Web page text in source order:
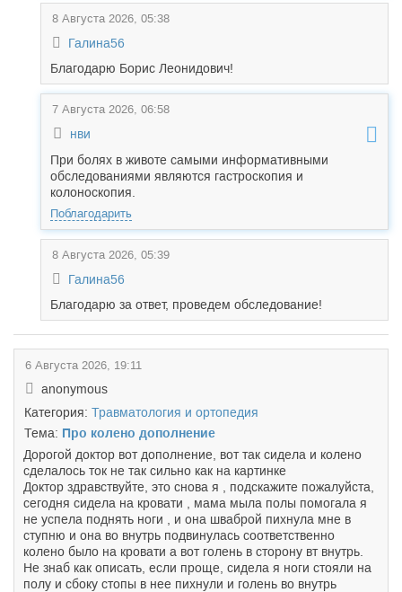
8 Августа 2026, 05:38
Галина56
Благодарю Борис Леонидович!
7 Августа 2026, 06:58
нви
При болях в животе самыми информативными
обследованиями являются гастроскопия и
колоноскопия.
Поблагодарить
8 Августа 2026, 05:39
Галина56
Благодарю за ответ, проведем обследование!
6 Августа 2026, 19:11
anonymous
Категория: Травматология и ортопедия
Тема: Про колено дополнение
Дорогой доктор вот дополнение, вот так сидела и колено
сделалось ток не так сильно как на картинке
Доктор здравствуйте, это снова я , подскажите пожалуйста,
сегодня сидела на кровати , мама мыла полы помогала я
не успела поднять ноги , и она шваброй пихнула мне в
ступню и она во внутрь подвинулась соответственно
колено было на кровати а вот голень в сторону вт внутрь.
Не знаб как описать, если проще, сидела я ноги стояли на
полу и сбоку стопы в нее пихнули и голень во внутрь